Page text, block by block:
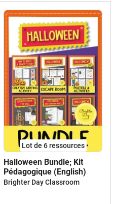
Lot de 6 ressources
Halloween Bundle; Kit
Pédagogique (English)
Brighter Day Classroom